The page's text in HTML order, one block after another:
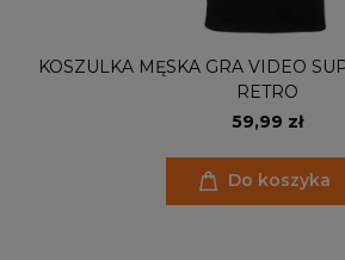
KOSZULKA MĘSKA GRA VIDEO
RETRO
59,99 zł
Do koszyka